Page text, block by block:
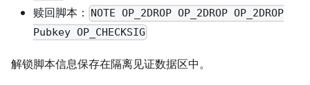
赎回脚本：
NOTE OP_2DROP OP_2DROP OP_2DROP
Pubkey OP_CHECKSIG
解锁脚本信息保存在隔离见证数据区中。